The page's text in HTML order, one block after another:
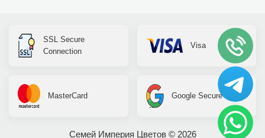
Семей Империя Цветов © 2026
SSL Secure
Connection
Visa
MasterCard Google Secure